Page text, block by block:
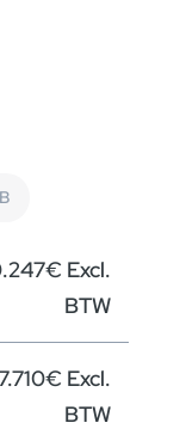
Excl.
BTW
Excl.
BTW